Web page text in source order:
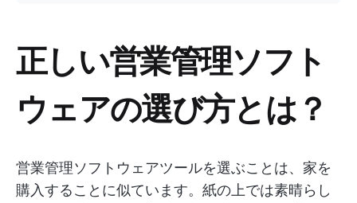
正しい営業管理ソフト
ウェアの選び方とは？
営業管理ソフトウェアツールを選ぶことは、家を
購入することに似ています。紙の上では素晴らし